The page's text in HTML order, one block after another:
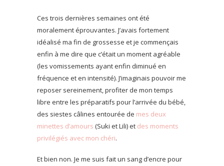
Ces trois dernières semaines ont été
moralement éprouvantes. J’avais fortement
idéalisé ma fin de grossesse et je commençais
enfin à me dire que c’était un moment agréable
(les vomissements ayant enfin diminué en
fréquence et en intensité). J’imaginais pouvoir me
reposer sereinement, profiter de mon temps
libre entre les préparatifs pour l’arrivée du bébé,
des siestes câlines entourée de mes deux
minettes d’amours (Suki et Lili) et des moments
privilégiés avec mon chéri.
Et bien non. Je me suis fait un sang d’encre pour